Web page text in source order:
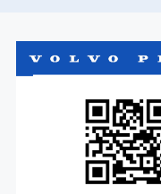
Onderdelen
Bedrijfsvaart
Onderdelen